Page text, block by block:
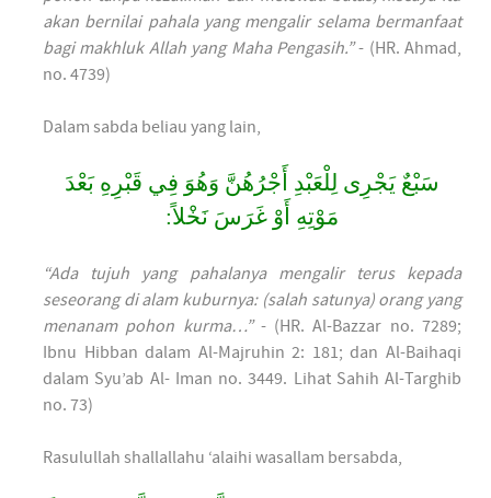
akan bernilai pahala yang mengalir selama bermanfaat
bagi makhluk Allah yang Maha Pengasih.”- (HR. Ahmad,
no. 4739)
Dalam sabda beliau yang lain,
سَبْعٌ يَجْرِى لِلْعَبْدِ أَجْرُهُنَّ وَهُوَ فِي قَبْرِهِ بَعْدَ
مَوْتِهِ أَوْ غَرَسَ نَخْلاً:
“Ada tujuh yang pahalanya mengalir terus kepada
seseorang di alam kuburnya: (salah satunya) orang yang
menanam pohon kurma…” - (HR. Al-Bazzar no. 7289;
Ibnu Hibban dalam Al-Majruhin 2: 181; dan Al-Baihaqi
dalam Syu’ab Al- Iman no. 3449. Lihat Sahih Al-Targhib
no. 73)
Rasulullah shallallahu ‘alaihi wasallam bersabda,